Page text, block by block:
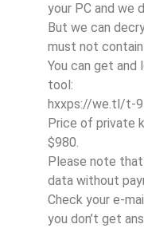
your PC and we
But we can
must not
You can get and
tool:
hxxps://we.tl/t-
Price of private
$980.
Please note that
data without
Check your e-
you don’t get